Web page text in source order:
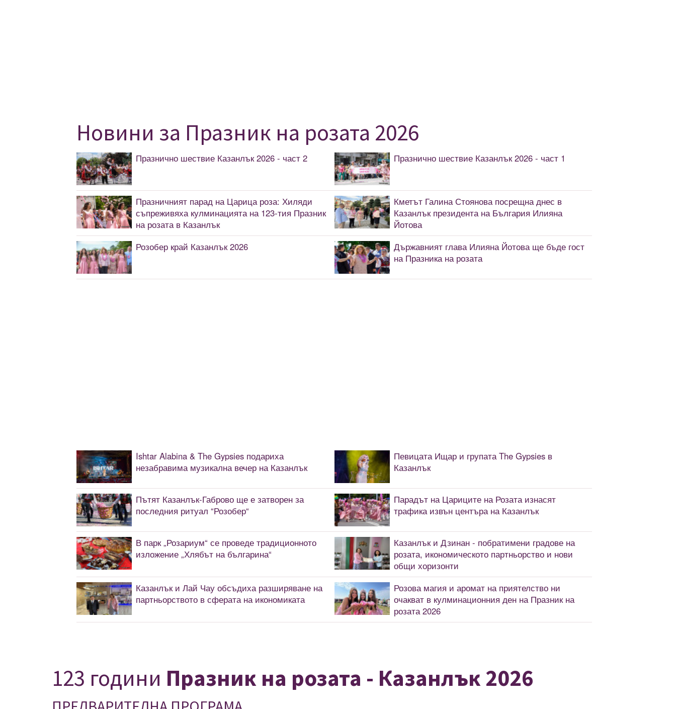
Новини за Празник на розата 2026
Празнично шествие Казанлък 2026 - част 2 Празнично шествие Казанлък 2026 - част 1
Празничният парад на Царица роза: Хиляди
съпреживяха кулминацията на 123-тия Празник
на розата в Казанлък
Кметът Галина Стоянова посрещна днес в
Казанлък президента на България Илияна
Йотова
Розобер край Казанлък 2026
Държавният глава Илияна Йотова ще бъде гост
на Празника на розата
Ishtar Alabina & The Gypsies подариха
незабравима музикална вечер на Казанлък
Певицата Ищар и групата The Gypsies в
Казанлък
Пътят Казанлък-Габрово ще е затворен за
последния ритуал “Розобер“
Парадът на Цариците на Розата изнасят
трафика извън центъра на Казанлък
В парк „Розариум“ се проведе традиционното
изложение „Хлябът на българина“
Казанлък и Дзинан - побратимени градове на
розата, икономическото партньорство и нови
общи хоризонти
Казанлък и Лай Чау обсъдиха разширяване на
партньорството в сферата на икономиката
Розова магия и аромат на приятелство ни
очакват в кулминационния ден на Празник на
розата 2026
123 години Празник на розата - Казанлък 2026